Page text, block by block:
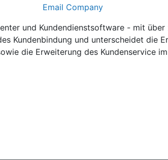
Email Company
und Kundendienstsoftware - mit
Kundenbindung und unterscheidet die
die Erweiterung des Kundenservice